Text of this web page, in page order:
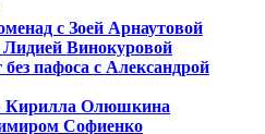
с Зоей Арнаутовой
Винокуровой
пафоса с Александрой
Кирилла Олюшкина
Софиенко